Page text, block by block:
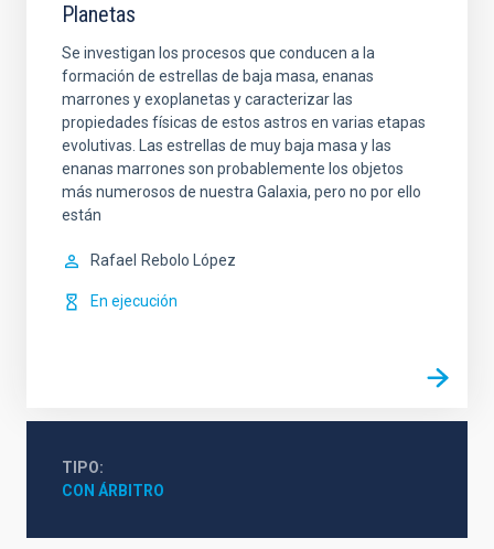
Planetas
Se investigan los procesos que conducen a la
formación de estrellas de baja masa, enanas
marrones y exoplanetas y caracterizar las
propiedades físicas de estos astros en varias etapas
evolutivas. Las estrellas de muy baja masa y las
enanas marrones son probablemente los objetos
más numerosos de nuestra Galaxia, pero no por ello
están
Rafael Rebolo López
En ejecución
TIPO
CON ÁRBITRO